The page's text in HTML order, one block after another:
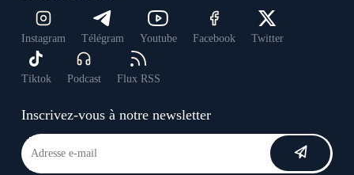
Instagram Télégram Youtube Facebook Twitter
Tiktok Podcast Flux RSS
Inscrivez-vous à notre newsletter